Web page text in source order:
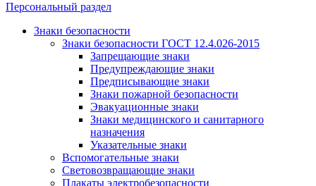
Персональный раздел
Знаки безопасности
Знаки безопасности ГОСТ 12.4.026-2015
Запрещающие знаки
Предупреждающие знаки
Предписывающие знаки
Знаки пожарной безопасности
Эвакуационные знаки
Знаки медицинского и санитарного
назначения
Указательные знаки
Вспомогательные знаки
Световозвращающие знаки
Плакаты электробезопасности